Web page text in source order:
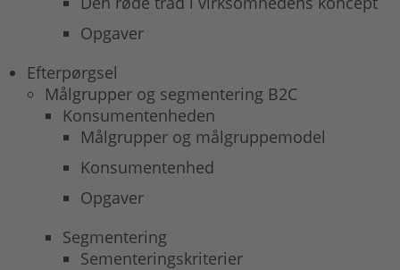
Opgaver
Efterpørgsel
Målgrupper og segmentering B2C
Konsumentenheden
Målgrupper og målgruppemodel
Konsumentenhed
Opgaver
Segmentering
Sementeringskriterier